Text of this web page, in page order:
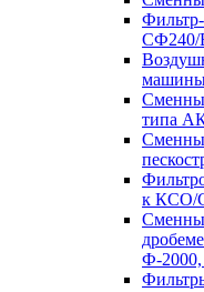
СФ240/
типа
к КСО/
Ф-